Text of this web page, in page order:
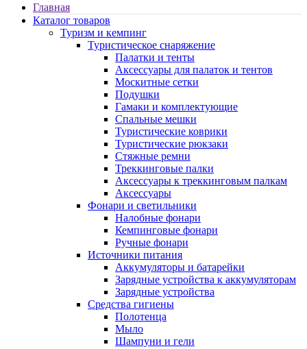
Главная
Каталог товаров
Туризм и кемпинг
Туристическое снаряжение
Палатки и тенты
Аксессуары для палаток и тентов
Москитные сетки
Подушки
Гамаки и комплектующие
Спальные мешки
Туристические коврики
Туристические рюкзаки
Стяжные ремни
Треккинговые палки
Аксессуары к треккинговым палкам
Аксессуары
Фонари и светильники
Налобные фонари
Кемпинговые фонари
Ручные фонари
Источники питания
Аккумуляторы и батарейки
Зарядные устройства к аккумуляторам
Зарядные устройства
Средства гигиены
Полотенца
Мыло
Шампуни и гели